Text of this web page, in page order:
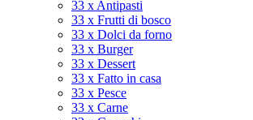
33 x Antipasti
33 x Frutti di bosco
33 x Dolci da forno
33 x Burger
33 x Dessert
33 x Fatto in casa
33 x Pesce
33 x Carne